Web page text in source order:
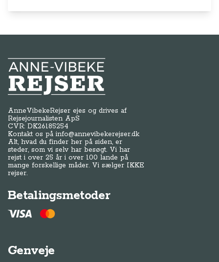
Anne-Vibeke Rejser
AnneVibekeRejser ejes og drives af
Rejsejournalisten ApS
CVR: DK26185254
Kontakt os påinfo@annevibekerejser.dk
Alt, hvad du finder her på siden, er
steder, som vi selv har besøgt. Vi har
rejst i over 25 år i over 100 lande på
mange forskellige måder. Vi sælger IKKE
rejser.
Betalingsmetoder
Genveje